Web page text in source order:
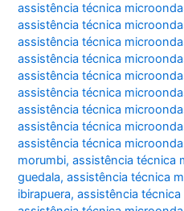
assistência técnica
assistência técnica
assistência técnica
assistência técnica
assistência técnica
assistência técnica
assistência técnica
assistência técnica
assistência técnica
morumbi,assistência técnica
guedala,assistência técnica
ibirapuera,assistência